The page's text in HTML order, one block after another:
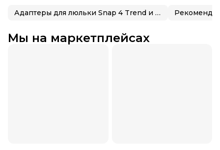
Адаптеры для люльки Snap 4 Trend и Snap Duo Trend
Мы на маркетплейсах